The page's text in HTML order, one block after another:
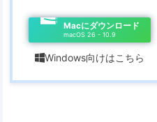
Macにダウンロード
macOS 26 - 10.9
Windows向けはこちら